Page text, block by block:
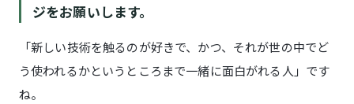
ジをお願いします。
「新しい技術を触るのが好きで、かつ、それが世の中でど
う使われるかというところまで一緒に面白がれる人」です
ね。